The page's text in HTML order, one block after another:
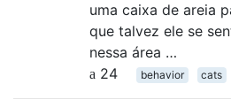
uma caixa de areia
que talvez ele se
nessa área …
24
behavior cats